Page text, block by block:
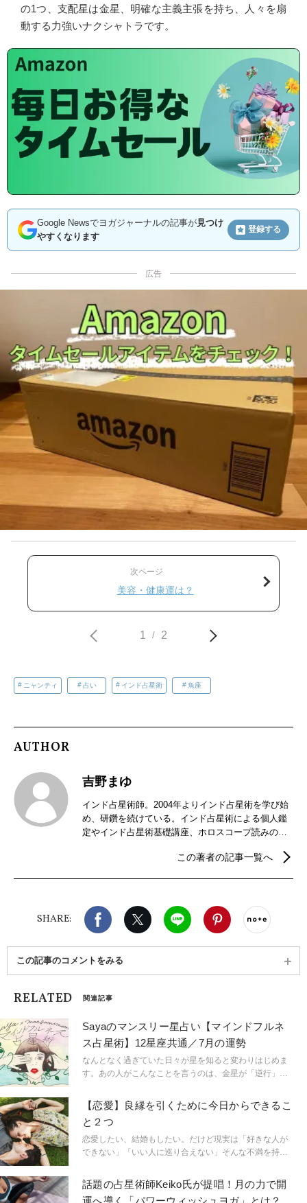
の1つ、支配星は金星、明確な主義主張を持ち、人々を扇
動する力強いナクシャトラです。
Google Newsでヨガジャーナルの記事が見つけ
やすくなります
登録する
広告
次ページ
美容・健康運は？
1 / 2
ニャンティ 占い インド占星術 魚座
AUTHOR
吉野まゆ
インド占星術師。2004年よりインド占星術を学び始
め、研鑽を続けている。インド占星術による個人鑑
定やインド占星術基礎講座、ホロスコープ読みの講
ガ手帳の制作販売を行っている。この著者の記事一覧へ
SHARE:
Facebook X（旧twitter）
LINE Pinterest
この記事のコメントをみる
RELATED 関連記事
Sayaのマンスリー星占い【マインドフルネ
ス占星術】12星座共通／7月の運勢
なんとなく過ぎていた日々が星を知ると変わりはじめま
す。あの人がこんなことを言うのは、金星が「逆行」し
い。こんなにも気持ちが盛り上がるのは満月だからと言
うように。星という眼鏡をもつことで、小さなささやき
や予兆にも気づき始め、「今、ここ」に集中できるよう
に。マインドフルに生きられるようになるのです。
「今、ここ」を生きるためのマインドフルネスな占星術
【恋愛】良縁を引くために今日からできるこ
と２つ
恋愛したい、結婚もしたい。だけど現実は「好きな人が
できない」「いい人に巡り合えない」そんな不満を持っ
と出会える場に行くことが大事ですが、ではその「出会
いの場」で良いご縁を引けるようになるには？日々心掛
話題の占星術師Keiko氏が提唱！月の力で開
運へ導く「パワーウィッシュヨガ」とは？